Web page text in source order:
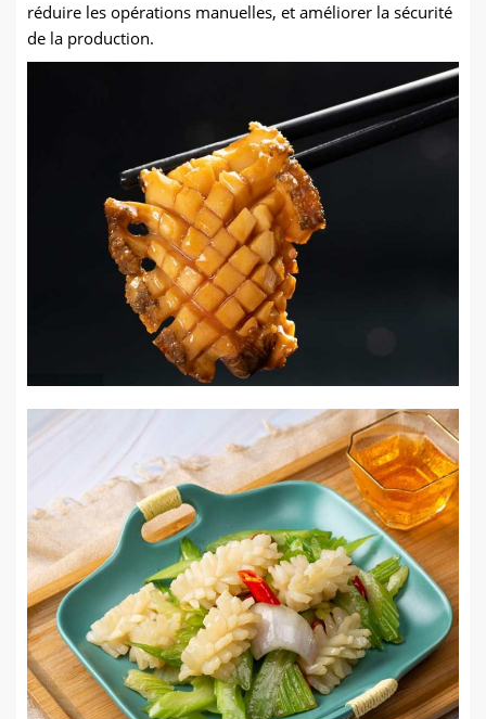
réduire les opérations manuelles, et améliorer la sécurité
de la production.